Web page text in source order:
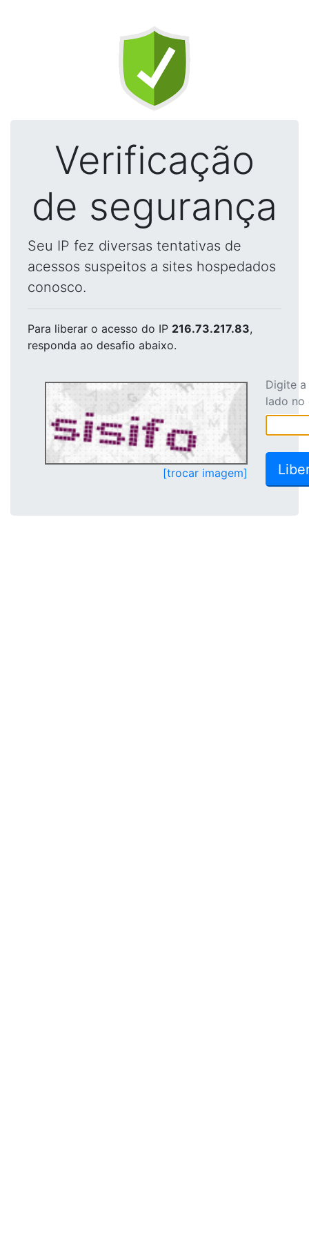
Verificação
de segurança
Seu IP fez diversas tentativas de
acessos suspeitos a sites hospedados
conosco.
Para liberar o acesso do IP 216.73.217.83,
responda ao desafio abaixo.
[trocar imagem]
Digite
lado no